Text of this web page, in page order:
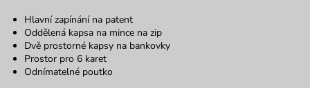
Hlavní zapínání na patent
Oddělená kapsa na mince na zip
Dvě prostorné kapsy na bankovky
Prostor pro 6 karet
Odnímatelné poutko